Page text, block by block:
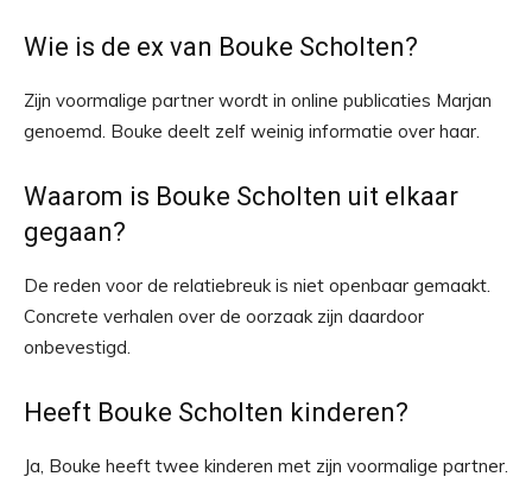
Wie is de ex van Bouke Scholten?
Zijn voormalige partner wordt in online publicaties Marjan
genoemd. Bouke deelt zelf weinig informatie over haar.
Waarom is Bouke Scholten uit elkaar
gegaan?
De reden voor de relatiebreuk is niet openbaar gemaakt.
Concrete verhalen over de oorzaak zijn daardoor
onbevestigd.
Heeft Bouke Scholten kinderen?
Ja, Bouke heeft twee kinderen met zijn voormalige partner.